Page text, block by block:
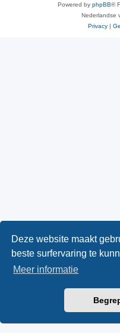
Deze website maakt
beste surfervaring te
Meer informatie
Powered by phpBB®
Nederlandse
Privacy |